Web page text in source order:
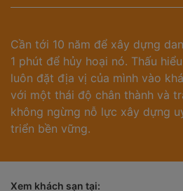
Cần tới 10 năm để xây dựng
1 phút để hủy hoại nó. Thấu
luôn đặt địa vị của mình vào
với một thái độ chân thành và
không ngừng nỗ lực xây dựng
triển bền vững.
Xem khách sạn tại: